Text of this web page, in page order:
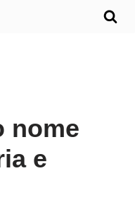
nome
e